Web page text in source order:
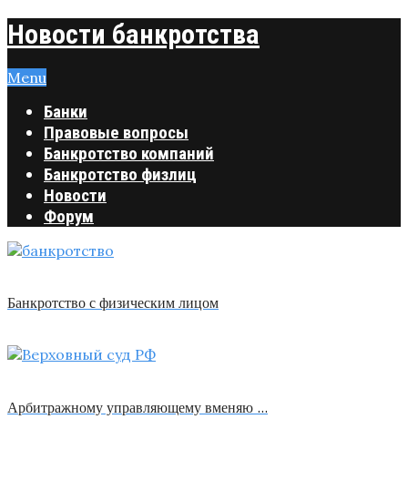
Новости банкротства
Menu
Банки
Правовые вопросы
Банкротство компаний
Банкротство физлиц
Новости
Форум
Банкротство с физическим лицом
Арбитражному управляющему вменяю …